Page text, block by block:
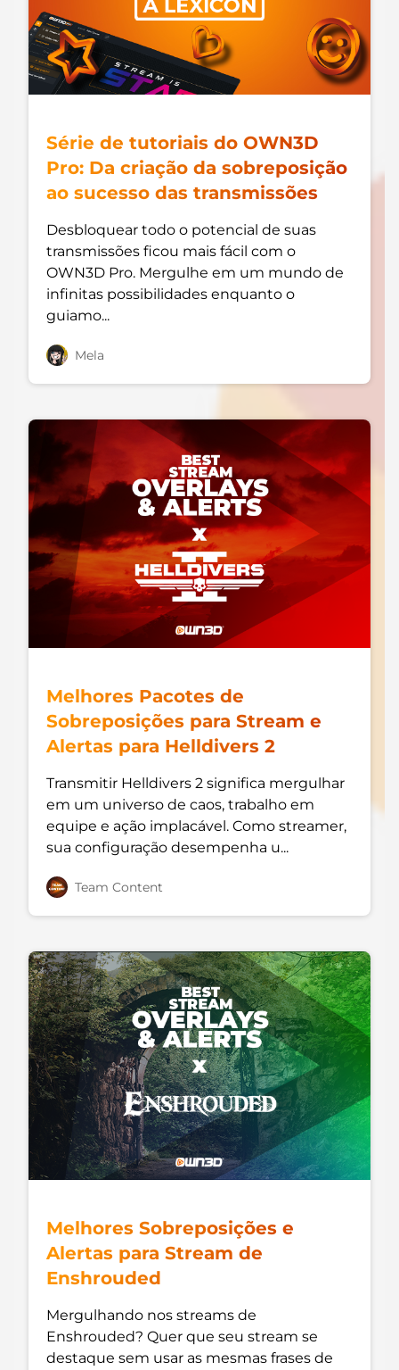
Sobreposições para IRL
Sobreposições para jogos
Sobreposições para Fortnite
Sobreposições para League of Legends
CS:GO
WOW
Valorant
Sobreposições de DayZ
Sobreposições de natal
Sobreposições de halloween
Sobreposições de inverno
Sobreposições de páscoa
Banners de encerramento da transmissão
Twitch
Banners de pausa da Twitch
Série de tutoriais do OWN3D
Pro: Da criação da sobreposição
ao sucesso das transmissões
Desbloquear todo o potencial de suas
transmissões ficou mais fácil com o
OWN3D Pro. Mergulhe em um mundo de
infinitas possibilidades enquanto o
guiamo...
Mela
Melhores Pacotes de
Sobreposições para Stream e
Alertas para Helldivers 2
Transmitir Helldivers 2 significa mergulhar
em um universo de caos, trabalho em
equipe e ação implacável. Como streamer,
sua configuração desempenha u...
Team Content
Melhores Sobreposições e
Alertas para Stream de
Enshrouded
Mergulhando nos streams de
Enshrouded? Quer que seu stream se
destaque sem usar as mesmas frases de